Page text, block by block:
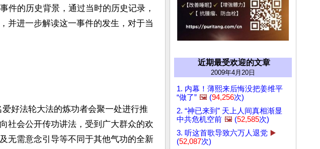
件的历史背景，通过当时的历史记录，
并进一步解读这一事件的发生，对于当
好法轮大法的炼功者会聚一处进行推
社会公开传功讲法，受到广大群众的欢
无需意念引导等不同于其他气功的全新
近期最受欢迎的文章
2009年4月20日
1. 内幕！薄熙来后悔没把姜维平
“做了” 🖼️ (94,256次)
2. “神已来到” 天上人间真相渐显
中共危机空前 🖼️ (52,585次)
3. 听这首歌导致六万人退党 ▶️
(52,087次)